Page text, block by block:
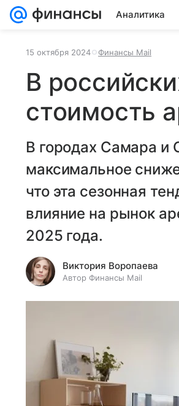
Аналитика
15 октября 2024 Финансы Mail
В
стоимость
В городах Самара и
максимальное
что эта сезонная
влияние на рынок
2025 года.
Виктория Воропаева
Автор Финансы Mail